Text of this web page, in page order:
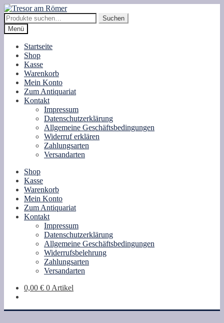
Zur
Navigation
springen
Zum
Inhalt
springen
Suche
nach:
Suchen
Menü
Startseite
Shop
Kasse
Warenkorb
Mein Konto
Zum Antiquariat
Kontakt
Impressum
Datenschutzerklärung
Allgemeine Geschäftsbedingungen
Widerruf erklären
Zahlungsarten
Versandarten
Shop
Kasse
Warenkorb
Mein Konto
Zum Antiquariat
Kontakt
Impressum
Datenschutzerklärung
Allgemeine Geschäftsbedingungen
Widerrufsbelehrung
Zahlungsarten
Versandarten
0,00 € 0 Artikel